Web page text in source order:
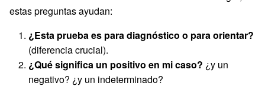
estas preguntas ayudan:
¿Esta prueba es para diagnóstico o para orientar?
(diferencia crucial).
¿Qué significa un positivo en mi caso? ¿y un
negativo? ¿y un indeterminado?